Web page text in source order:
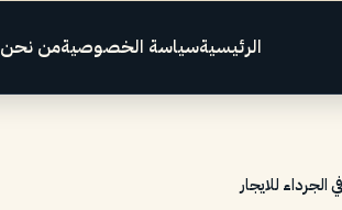
الرئيسيةسياسة الخصوصيةمن نحن
الجرداء للايجار